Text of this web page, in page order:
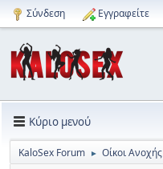
Σύνδεση Εγγραφείτε
Κύριο μενού
KaloSex Forum ► Οίκοι Ανοχής